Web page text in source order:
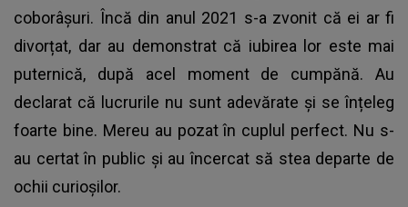
coborâșuri. Încă din anul 2021 s-a zvonit că ei ar fi
divorțat, dar au demonstrat că iubirea lor este mai
puternică, după acel moment de cumpănă. Au
declarat că lucrurile nu sunt adevărate și se înțeleg
foarte bine. Mereu au pozat în cuplul perfect. Nu s-
au certat în public și au încercat să stea departe de
ochii curioșilor.